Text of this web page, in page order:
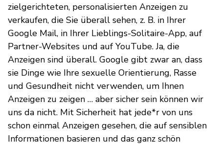
zielgerichteten, personalisierten Anzeigen zu
verkaufen, die Sie überall sehen, z. B. in Ihrer
Google Mail, in Ihrer Lieblings-Solitaire-App, auf
Partner-Websites und auf YouTube. Ja, die
Anzeigen sind überall. Google gibt zwar an, dass
sie Dinge wie Ihre sexuelle Orientierung, Rasse
und Gesundheit nicht verwenden, um Ihnen
Anzeigen zu zeigen … aber sicher sein können wir
uns da nicht. Mit Sicherheit hat jede*r von uns
schon einmal Anzeigen gesehen, die auf sensiblen
Informationen basieren und das ganz schön